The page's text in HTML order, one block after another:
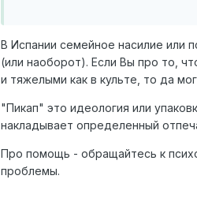
и тп.. (не могу здесь обо всем
Спасибо!)
В Испании семейное насилие или
(или наоборот). Если Вы про то,
и тяжелыми как в культе, то да
"Пикап" это идеология или
накладывает определенный
Про помощь - обращайтесь к
проблемы.